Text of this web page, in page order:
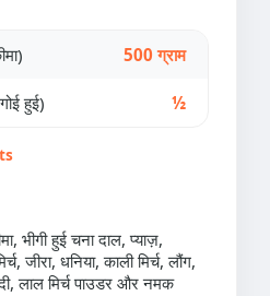
500 ग्राम
हुई) ½
भीगी हुई चना दाल, प्याज़,
जीरा, धनिया, काली मिर्च, लौंग,
लाल मिर्च पाउडर और नमक